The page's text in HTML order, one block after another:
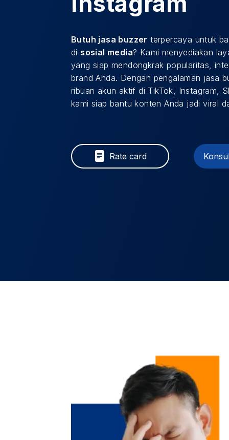
Butuh jasa buzzer terpercaya untuk
di sosial media? Kami menyediakan
yang siap mendongkrak popularitas,
brand Anda. Dengan pengalaman jasa
ribuan akun aktif di TikTok, Instagram,
kami siap bantu konten Anda jadi viral
Rate card